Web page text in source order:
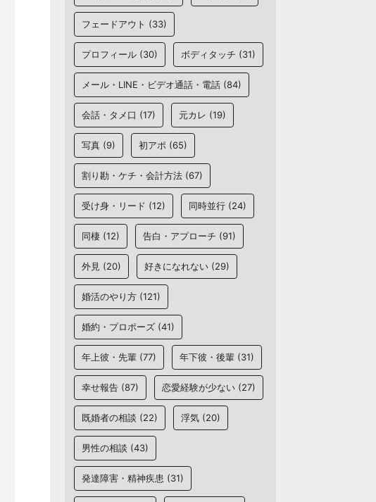
フェードアウト (33)
プロフィール (30) ボディタッチ (31)
メール・LINE・ビデオ通話・電話 (84)
会話・タメ口 (17) 元カレ (19)
写真 (9) 初アポ (65)
割り勘・ケチ・会計方法 (67)
受け身・リード (12) 同時並行 (24)
同棲 (12) 告白・アプローチ (91)
外見 (20) 好きになれない (29)
婚活のやり方 (121)
婚約・プロポーズ (41)
年上彼・先輩 (77) 年下彼・後輩 (31)
幸せ報告 (87) 恋愛経験が少ない (27)
既婚者の相談 (22) 浮気 (20)
男性の相談 (43)
発達障害・精神疾患 (31)